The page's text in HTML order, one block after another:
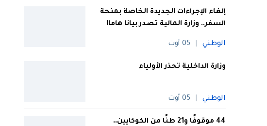
إلغاء الإجراءات الجديدة الخاصة بمنحة
السفر.. وزارة المالية تصدر بيانا هاما!
الوطني 05 أوت
وزارة الداخلية تحذر الأولياء
الوطني 05 أوت
44 موقوفًا و21 طنًا من الكوكايين..